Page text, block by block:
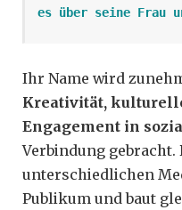
es über seine Frau
Ihr Name wird
Kreativität,
Engagement in
Verbindung gebracht.
unterschiedlichen
Publikum und baut